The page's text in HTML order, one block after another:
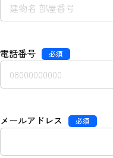
電話番号 必須
メールアドレス 必須